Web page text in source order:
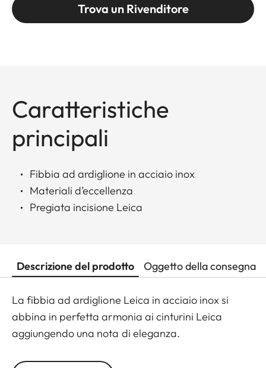
Trova un Rivenditore
Caratteristiche
principali
Fibbia ad ardiglione in acciaio inox
Materiali d’eccellenza
Pregiata incisione Leica
Descrizione del prodotto Oggetto della consegna
La fibbia ad ardiglione Leica in acciaio inox si
abbina in perfetta armonia ai cinturini Leica
aggiungendo una nota di eleganza.